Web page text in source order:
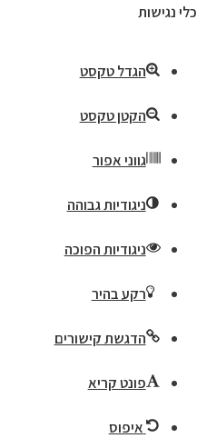
כלי נגישות
הגדל טקסט
הקטן טקסט
גווני אפור
ניגודיות גבוהה
ניגודיות הפוכה
רקע בהיר
הדגשת קישורים
פונט קריא
איפוס